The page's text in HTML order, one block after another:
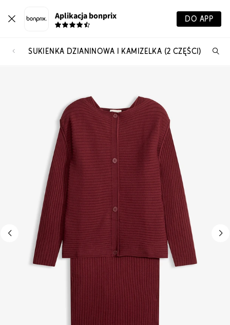
Aplikacja bonprix DO APP
SUKIENKA DZIANINOWA I KAMIZELKA (2 CZĘŚCI)